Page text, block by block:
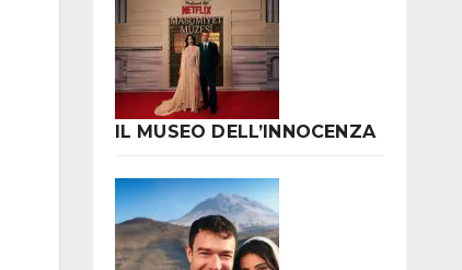
IL MUSEO DELL’INNOCENZA